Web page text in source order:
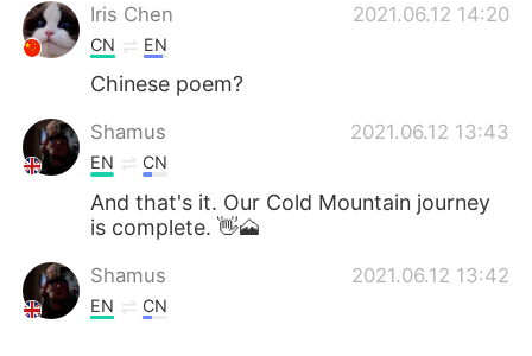
Iris Chen 2021.06.12 14:20
CN EN
Chinese poem?
Shamus 2021.06.12 13:43
EN CN
And that's it. Our Cold Mountain journey
is complete. 👋🗻
Shamus 2021.06.12 13:42
EN CN